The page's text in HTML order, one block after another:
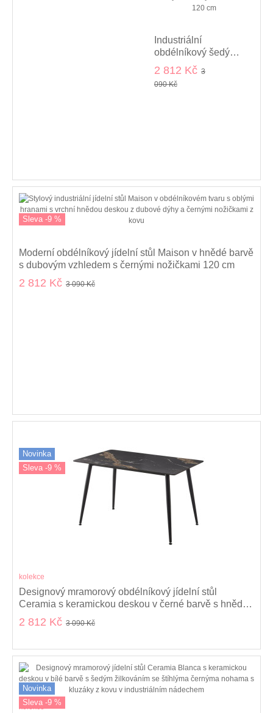
Industriální
obdélníkový šedý
jídelní stůl Maison s
mramorovým
designem a černými
2 812 Kč 3
090 Kč
Sleva -9 %
Moderní obdélníkový jídelní stůl Maison v hnědé barvě
s dubovým vzhledem s černými nožičkami 120 cm
2 812 Kč 3 090 Kč
Novinka
Sleva -9 %
kolekce
Designový mramorový obdélníkový jídelní stůl
Ceramia s keramickou deskou v černé barvě s hnědou
kresbou 120 cm
2 812 Kč 3 090 Kč
Novinka
Sleva -9 %
kolekce